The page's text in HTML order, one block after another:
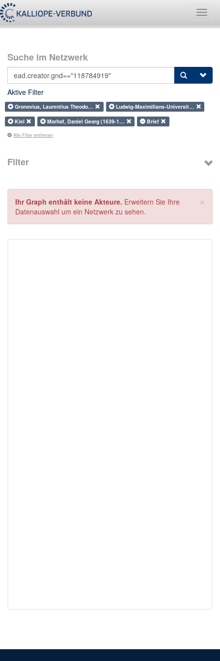
Suche im Netzwerk
Aktive Filter
Gronovius, Laurentius Theodo…
Ludwig-Maximilians-Universit…
Kiel
Morhof, Daniel Georg (1639-1… Brief
Alle Filter entfernen
Filter
×
Ihr Graph enthält keine Akteure. Erweitern Sie Ihre
Datenauswahl um ein Netzwerk zu sehen.